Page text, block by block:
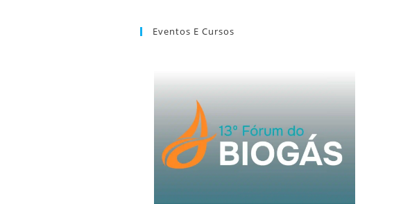
Eventos E Cursos